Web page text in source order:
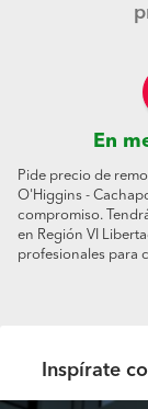
En
Pide precio de
O'Higgins -
compromiso.
en Región VI
profesionales para
Inspírate